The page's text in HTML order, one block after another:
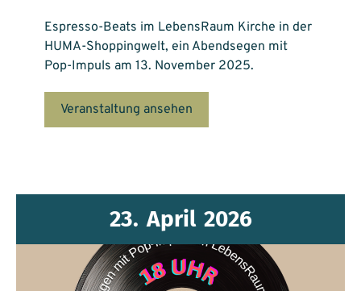
Espresso-Beats im LebensRaum Kirche in der
HUMA-Shoppingwelt, ein Abendsegen mit
Pop-Impuls am 13. November 2025.
Veranstaltung ansehen
23. April 2026